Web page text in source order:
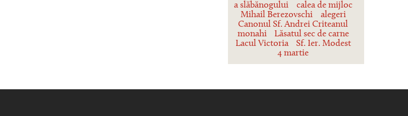
a slăbănogului
calea de mijloc
Mihail Berezovschi
alegeri
Canonul Sf. Andrei Criteanul
monahi
Lăsatul sec de carne
Lacul Victoria
Sf. Ier. Modest
4 martie